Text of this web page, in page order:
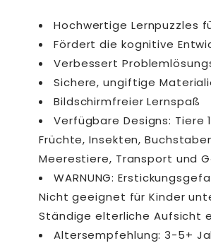
Hochwertige Lernpuzzles
Fördert die kognitive
Verbessert
Sichere, ungiftige
Bildschirmfreier Lernspaß
Verfügbare Designs: Tiere
Früchte, Insekten,
Meerestiere, Transport und
WARNUNG:
Nicht geeignet für Kinder
Ständige elterliche Aufsicht
Altersempfehlung: 3-5+